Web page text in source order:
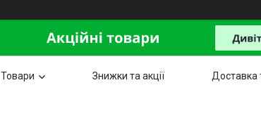
Товари Знижки та акції Доставка